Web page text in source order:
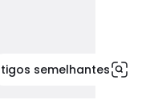
semelhantes